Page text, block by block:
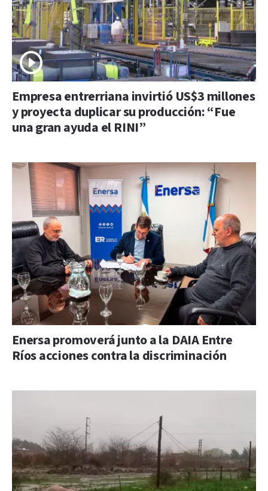
Empresa entrerriana invirtió US$3 millones
y proyecta duplicar su producción: “Fue
una gran ayuda el RINI”
Enersa promoverá junto a la DAIA Entre
Ríos acciones contra la discriminación